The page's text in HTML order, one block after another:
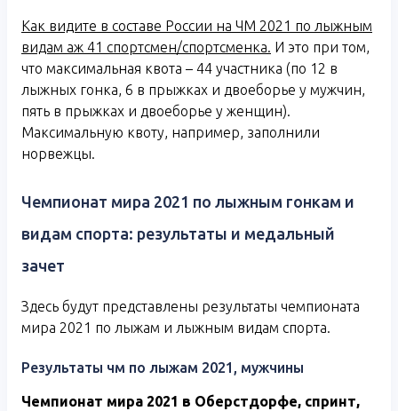
Как видите в составе России на ЧМ 2021 по лыжным
видам аж 41 спортсмен/спортсменка. И это при том,
что максимальная квота – 44 участника (по 12 в
лыжных гонка, 6 в прыжках и двоеборье у мужчин,
пять в прыжках и двоеборье у женщин).
Максимальную квоту, например, заполнили
норвежцы.
Чемпионат мира 2021 по лыжным гонкам и
видам спорта: результаты и медальный
зачет
Здесь будут представлены результаты чемпионата
мира 2021 по лыжам и лыжным видам спорта.
Результаты чм по лыжам 2021, мужчины
Чемпионат мира 2021 в Оберстдорфе, спринт,